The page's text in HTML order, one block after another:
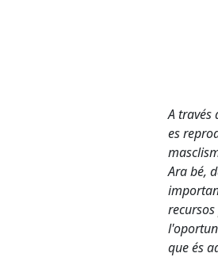
A través
es
Ara bé,
que és